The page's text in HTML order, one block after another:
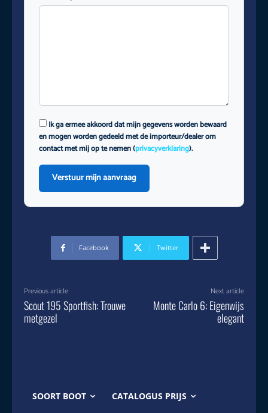
Ik ga ermee akkoord dat mijn gegevens worden bewaard
en mogen worden gedeeld met de importeur/dealer om
contact met mij op te nemen (privacyverklaring).
Verstuur mijn aanvraag
Facebook Twitter
Previous article
Scout 195 Sportfish: Trouwe
metgezel
Next article
Monte Carlo 6: Eigenwijs
elegant
SOORT BOOT CATALOGUS PRIJS